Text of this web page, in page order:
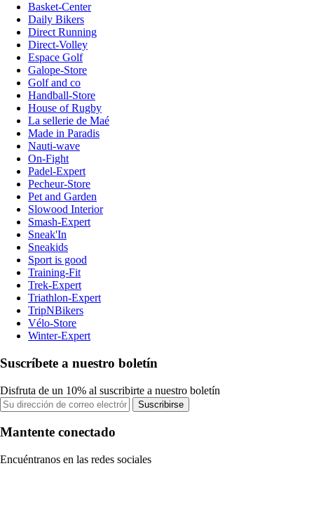
Basket-Center
Daily Bikers
Direct Running
Direct-Volley
Espace Golf
Galope-Store
Golf and co
Handball-Store
House of Rugby
La sellerie de Maé
Made in Paradis
Nauti-wave
On-Fight
Padel-Expert
Pecheur-Store
Pet and Garden
Slowood Interior
Smash-Expert
Sneak'In
Sneakids
Sport is good
Training-Fit
Trek-Expert
Triathlon-Expert
TripNBikers
Vélo-Store
Winter-Expert
Suscríbete a nuestro boletín
Disfruta de un 10% al suscribirte a nuestro boletín
Suscribirse
Mantente conectado
Encuéntranos en las redes sociales